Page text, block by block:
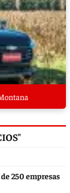
250 empresas